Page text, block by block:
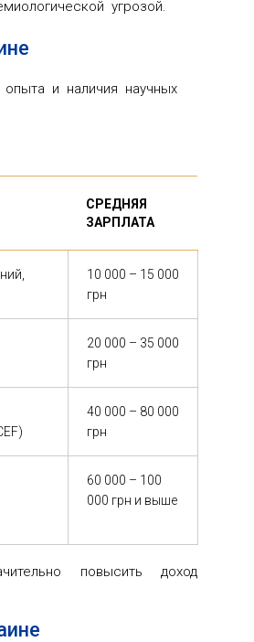
угрозой.
и наличия научных
СРЕДНЯЯ
ЗАРПЛАТА
10 000 – 15 000
грн
20 000 – 35 000
грн
40 000 – 80 000
грн
60 000 – 100
000 грн и выше
повысить доход